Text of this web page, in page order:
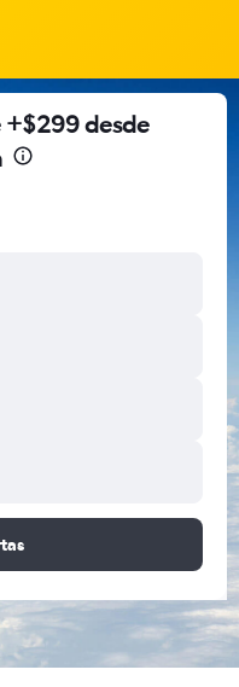
+$299 desde